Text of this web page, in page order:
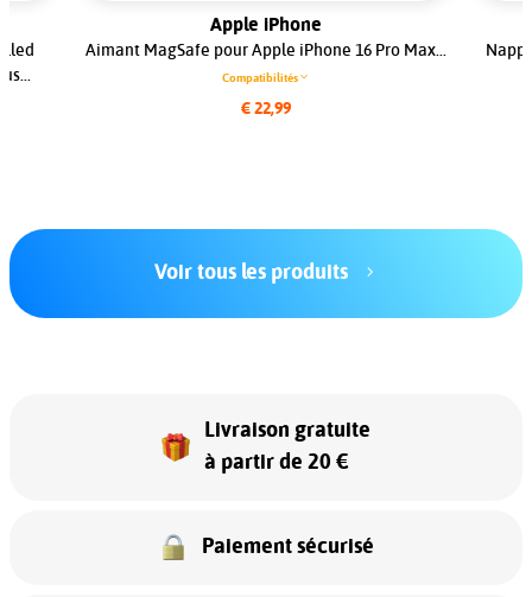
Apple iPhone
Aimant MagSafe pour Apple iPhone 16 Pro Max...
Compatibilités
€ 22,99
Voir tous les produits
Livraison gratuite
à partir de 20 €
Paiement sécurisé